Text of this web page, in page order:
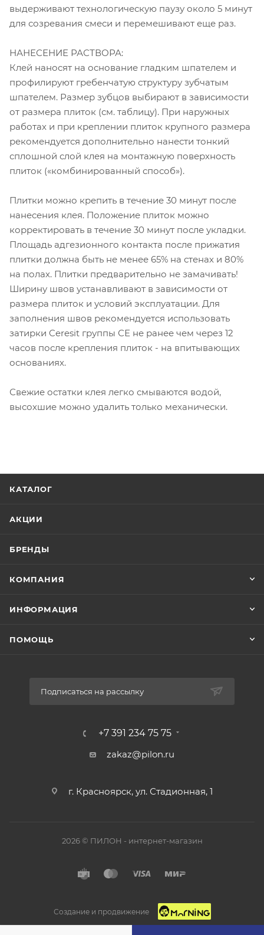
выдерживают технологическую паузу около 5 минут
для созревания смеси и перемешивают еще раз.
НАНЕСЕНИЕ РАСТВОРА:
Клей наносят на основание гладким шпателем и
профилируют гребенчатую структуру зубчатым
шпателем. Размер зубцов выбирают в зависимости
от размера плиток (см. таблицу). При наружных
работах и при креплении плиток крупного размера
рекомендуется дополнительно нанести тонкий
сплошной слой клея на монтажную поверхность
плиток («комбинированный способ»).
Плитки можно крепить в течение 30 минут после
нанесения клея. Положение плиток можно
корректировать в течение 30 минут после укладки.
Площадь адгезионного контакта после прижатия
плитки должна быть не менее 65% на стенах и 80%
на полах. Плитки предварительно не замачивать!
Ширину швов устанавливают в зависимости от
размера плиток и условий эксплуатации. Для
заполнения швов рекомендуется использовать
затирки Ceresit группы СЕ не ранее чем через 12
часов после крепления плиток - на впитывающих
основаниях.
Свежие остатки клея легко смываются водой,
высохшие можно удалить только механически.
КАТАЛОГ
АКЦИИ
БРЕНДЫ
КОМПАНИЯ
ИНФОРМАЦИЯ
ПОМОЩЬ
Подписаться на рассылку
+7 391 234 75 75
zakaz@pilon.ru
г. Красноярск, ул. Стадионная, 1
2026 © ПИЛОН - интернет-магазин
Создание и продвижение